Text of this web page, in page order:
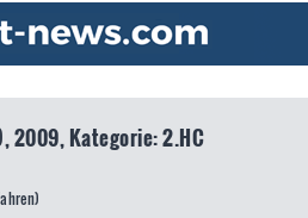
2009, Kategorie: 2.HC